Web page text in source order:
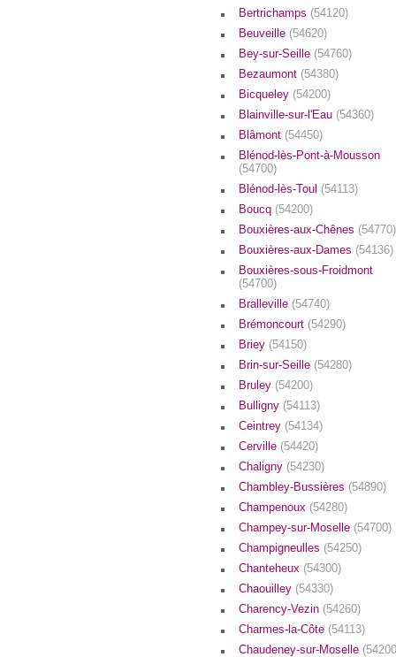
Bertrichamps (54120)
Beuveille (54620)
Bey-sur-Seille (54760)
Bezaumont (54380)
Bicqueley (54200)
Blainville-sur-l'Eau (54360)
Blâmont (54450)
Blénod-lès-Pont-à-Mousson
(54700)
Blénod-lès-Toul (54113)
Boucq (54200)
Bouxières-aux-Chênes (54770)
Bouxières-aux-Dames (54136)
Bouxières-sous-Froidmont
(54700)
Bralleville (54740)
Brémoncourt (54290)
Briey (54150)
Brin-sur-Seille (54280)
Bruley (54200)
Bulligny (54113)
Ceintrey (54134)
Cerville (54420)
Chaligny (54230)
Chambley-Bussières (54890)
Champenoux (54280)
Champey-sur-Moselle (54700)
Champigneulles (54250)
Chanteheux (54300)
Chaouilley (54330)
Charency-Vezin (54260)
Charmes-la-Côte (54113)
Chaudeney-sur-Moselle